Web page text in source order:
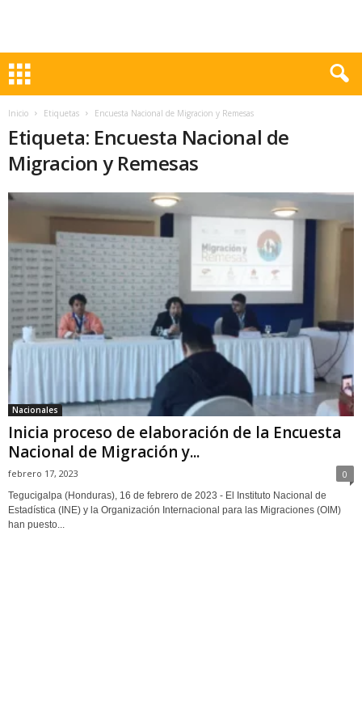
Inicio Etiquetas Encuesta Nacional de Migracion y Remesas
Etiqueta: Encuesta Nacional de
Migracion y Remesas
Nacionales
Inicia proceso de elaboración de la Encuesta
Nacional de Migración y...
febrero 17, 2023 0
Tegucigalpa (Honduras), 16 de febrero de 2023 - El Instituto Nacional de
Estadística (INE) y la Organización Internacional para las Migraciones (OIM)
han puesto...